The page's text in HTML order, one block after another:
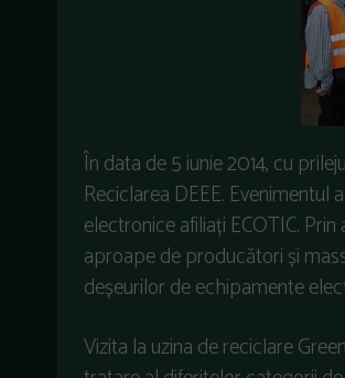
În data de 5 iunie 2014, cu
Reciclarea DEEE.
electronice afiliați ECOTIC.
aproape de producători și
deșeurilor de echipamente
Vizita la uzina de reciclare